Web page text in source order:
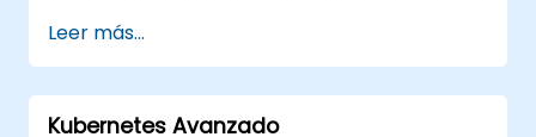
trabajo de Kubernetes, redes de clúster,
almacenamiento, seguridad, monitoreo y
administración práctica de OpenShift. Los
participantes obtienen las habilidades
Leer más...
Kubernetes Avanzado